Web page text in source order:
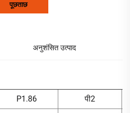
पूछताछ
अनुशंसित उत्पाद
P1.86 पी2